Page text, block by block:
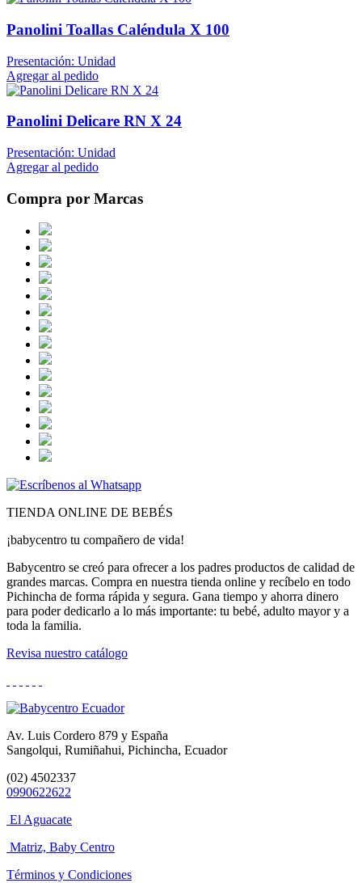
Panolini Toallas Caléndula X 100
Presentación: Unidad
Agregar al pedido
Panolini Delicare RN X 24
Presentación: Unidad
Agregar al pedido
Compra por Marcas
TIENDA ONLINE DE BEBÉS
¡babycentro tu compañero de vida!
Babycentro se creó para ofrecer a los padres productos de calidad de
grandes marcas. Compra en nuestra tienda online y recíbelo en todo
Pichincha de forma rápida y segura. Gana tiempo y ahorra dinero
para poder dedicarlo a lo más importante: tu bebé, adulto mayor y a
toda la familia.
Revisa nuestro catálogo
Av. Luis Cordero 879 y España
Sangolqui, Rumiñahui, Pichincha, Ecuador
(02) 4502337
0990622622
El Aguacate
Matriz, Baby Centro
Términos y Condiciones